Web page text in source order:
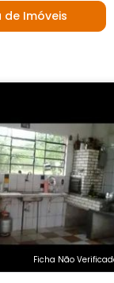
de Imóveis
Ficha Não